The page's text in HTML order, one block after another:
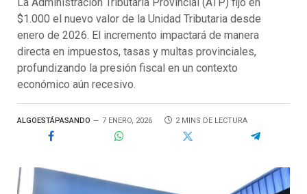
$1.000 el nuevo valor de la Unidad Tributaria desde
enero de 2026. El incremento impactará de manera
directa en impuestos, tasas y multas provinciales,
profundizando la presión fiscal en un contexto
económico aún recesivo.
ALGOESTÁPASANDO 7 ENERO, 2026 2 MINS DE LECTURA